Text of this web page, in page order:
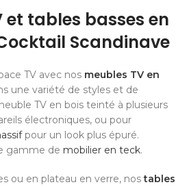
et tables basses en
Scandinave
TV avec nos meubles TV en
une variété de styles et de
TV en bois teinté à plusieurs
électroniques, ou pour
pour un look plus épuré.
gamme de mobilier en teck.
ou en plateau en verre, nostables